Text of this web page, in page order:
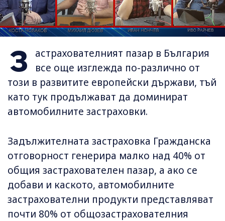
З
астрахователният пазар в България
все още изглежда по-различно от
този в развитите европейски държави, тъй
като тук продължават да доминират
автомобилните застраховки.
Задължителната застраховка Гражданска
отговорност генерира малко над 40% от
общия застрахователен пазар, а ако се
добави и каското, автомобилните
застрахователни продукти представляват
почти 80% от общозастрахователния